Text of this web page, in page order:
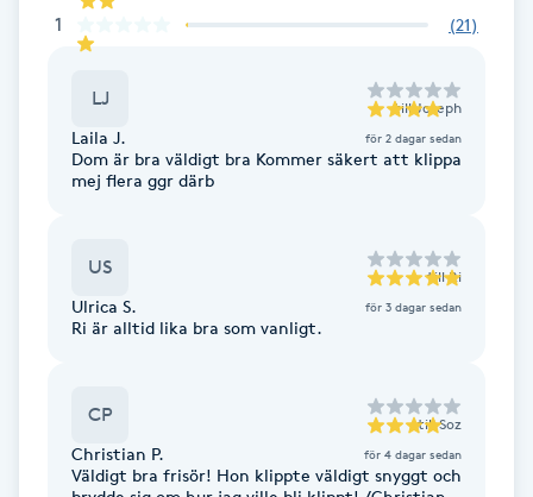
Hollywood Peel
Hot Stone Massage
Hudföryngring
1 (21)
LJ till Joseph
Laila J. för 2 dagar sedan
Dom är bra väldigt bra Kommer säkert att klippa
mej flera ggr därb
US till Ri
Ulrica S. för 3 dagar sedan
Ri är alltid lika bra som vanligt.
CP till Soz
Christian P. för 4 dagar sedan
Väldigt bra frisör! Hon klippte väldigt snyggt och